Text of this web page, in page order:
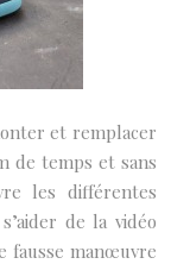
et remplacer
de temps et sans
les différentes
de la vidéo
fausse manœuvre